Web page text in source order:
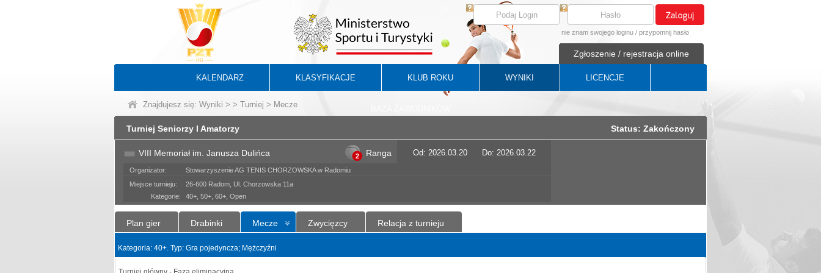
nie znam swojego loginu / przypomnij hasło
Zgłoszenie / rejestracja online
KALENDARZ KLASYFIKACJE KLUB ROKU WYNIKI LICENCJE
Znajdujesz się: Wyniki > > Turniej > Mecze
Turniej Seniorzy I Amatorzy Status: Zakończony
VIII Memoriał im. Janusza Dulińca 2 Ranga Od: 2026.03.20 Do: 2026.03.22
Organizator:
Stowarzyszenie AG TENIS CHORZOWSKA w Radomiu
Miejsce turnieju:
26-600 Radom, Ul. Chorzowska 11a
Kategorie:
40+, 50+, 60+, Open
Plan gier Drabinki Mecze Zwycięzcy Relacja z turnieju
Kategoria: 40+. Typ: Gra pojedyncza; Mężczyźni